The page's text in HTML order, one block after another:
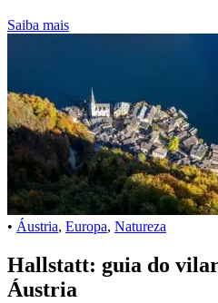
Saiba mais
• Áustria, Europa, Natureza
Hallstatt: guia do
Áustria